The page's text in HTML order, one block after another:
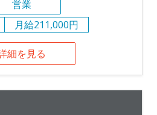
営業
月給211,000円
細を見る